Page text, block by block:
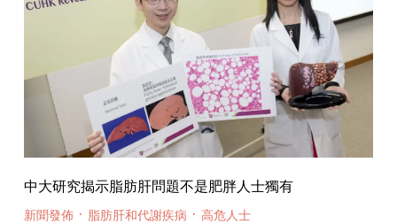
中大研究揭示脂肪肝問題不是肥胖人士獨有
新聞發佈· 脂肪肝和代謝疾病 · 高危人士